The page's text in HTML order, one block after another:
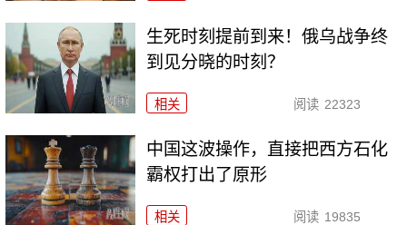
生死时刻提前到来！俄乌战争终
到见分晓的时刻？
相关 阅读 22323
中国这波操作，直接把西方石化
霸权打出了原形
相关 阅读 19835